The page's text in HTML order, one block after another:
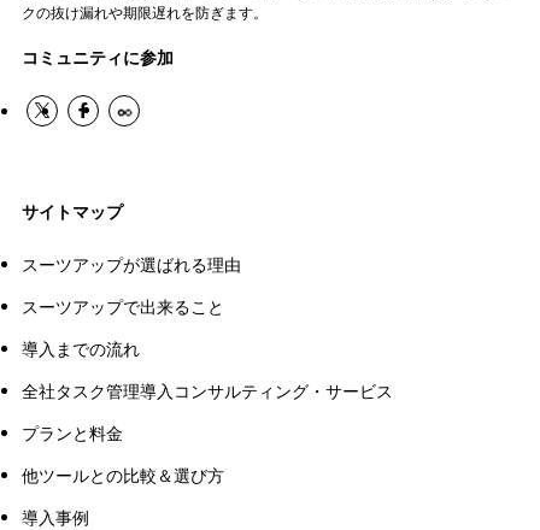
クの抜け漏れや期限遅れを防ぎます。
コミュニティに参加
サイトマップ
スーツアップが選ばれる理由
スーツアップで出来ること
導入までの流れ
全社タスク管理導入コンサルティング・サービス
プランと料金
他ツールとの比較＆選び方
導入事例